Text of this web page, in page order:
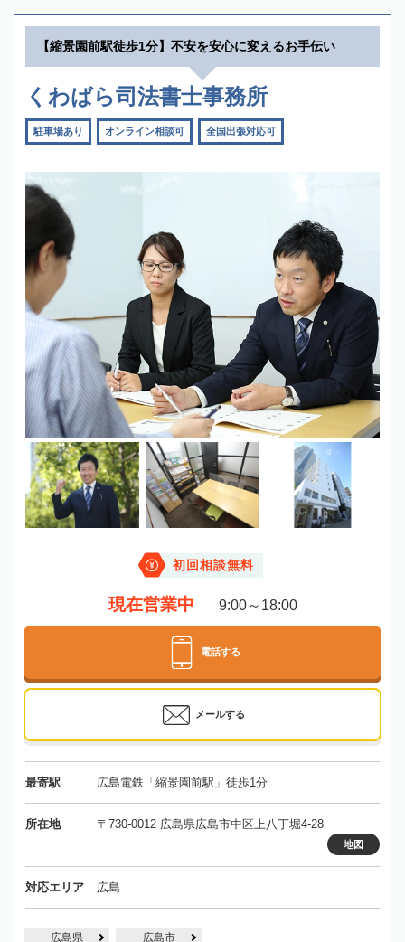
【縮景園前駅徒歩1分】不安を安心に変えるお手伝い
くわばら司法書士事務所
駐車場あり オンライン相談可 全国出張対応可
初回相談無料
現在営業中 9:00～18:00
電話する
メールする
最寄駅 広島電鉄「縮景園前駅」徒歩1分
所在地 〒730-0012 広島県広島市中区上八丁堀4-28
地図
対応エリア 広島
広島県 広島市